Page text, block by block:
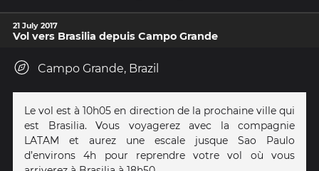
21 July 2017
Vol vers Brasilia depuis Campo Grande
Campo Grande, Brazil
Le vol est à 10h05 en direction de la prochaine ville qui
est Brasilia. Vous voyagerez avec la compagnie
LATAM et aurez une escale jusque Sao Paulo
d’environs 4h pour reprendre votre vol où vous